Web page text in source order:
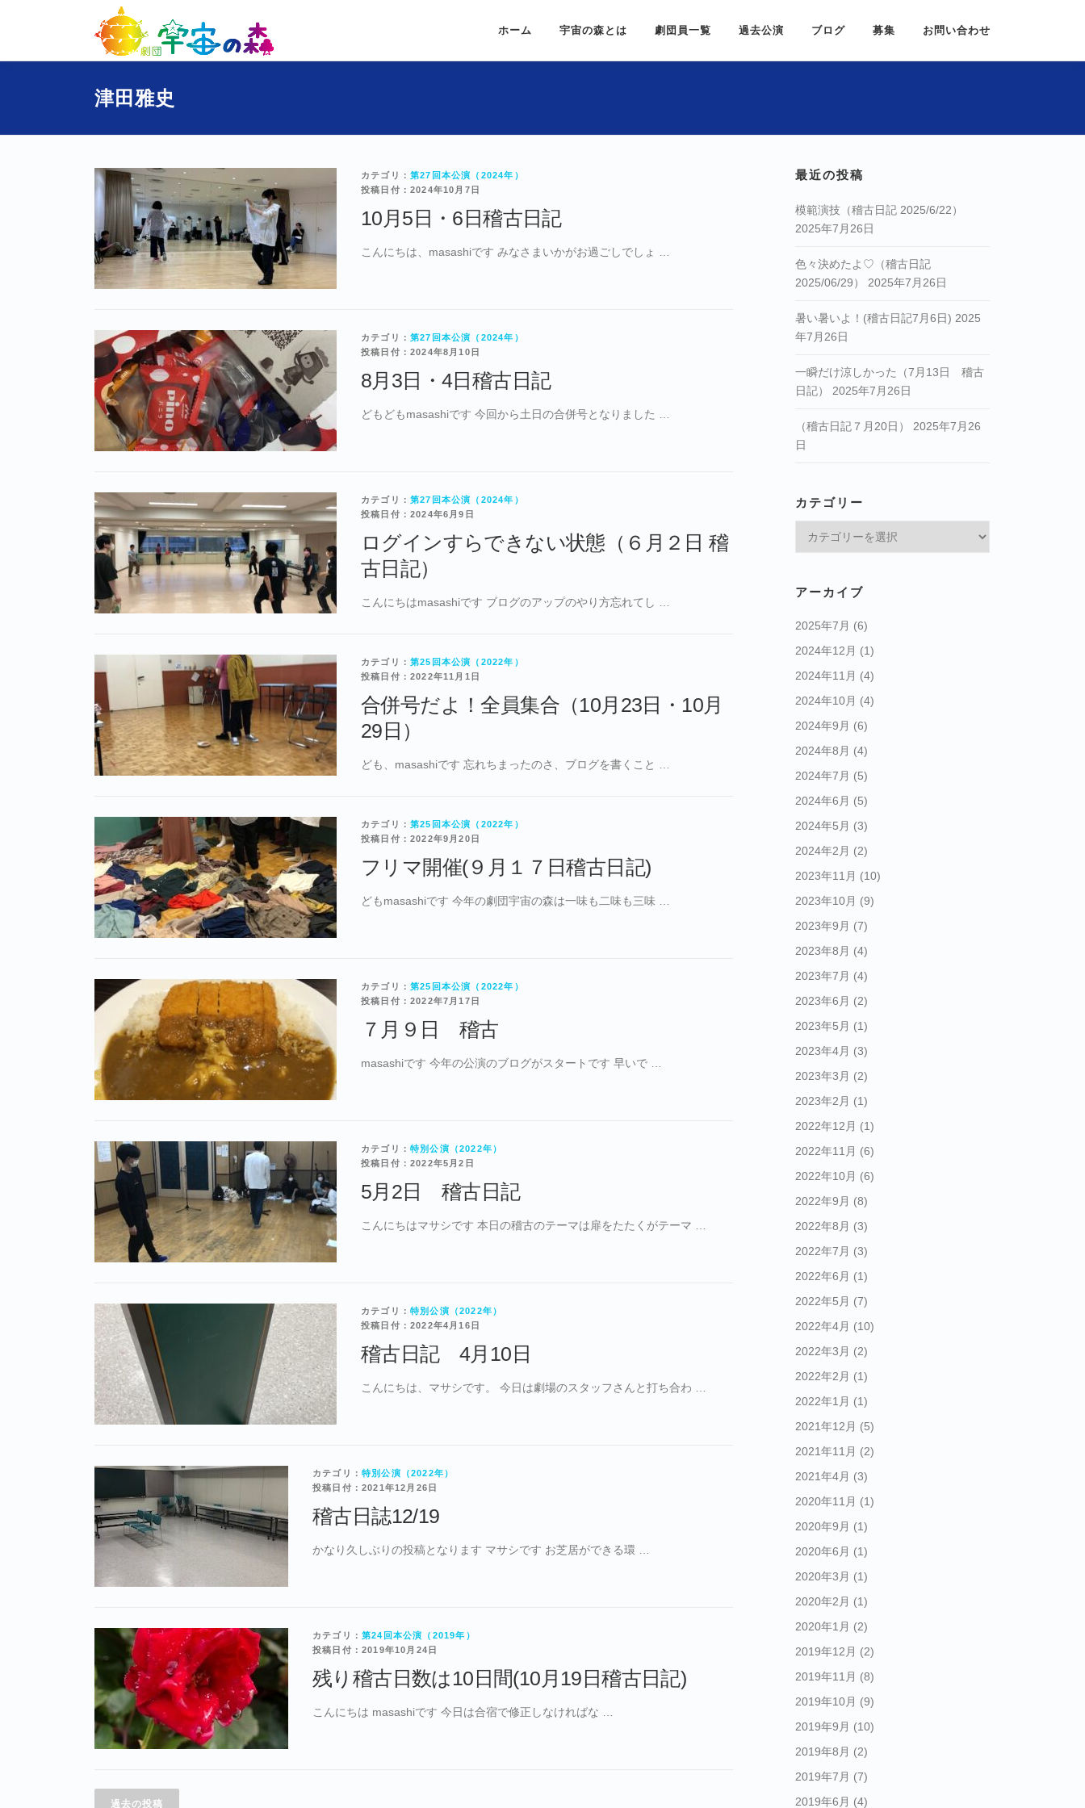
ン
キ
ホーム 宇宙の森とは 劇団員一覧 過去公演 ブログ 募集 お問い合わせ
津田雅史
カテゴリ： 第27回本公演（2024年）
投稿日付：2024年10月7日
10月5日・6日稽古日記
こんにちは、masashiです みなさまいかがお過ごしでしょ …
カテゴリ： 第27回本公演（2024年）
投稿日付：2024年8月10日
8月3日・4日稽古日記
どもどもmasashiです 今回から土日の合併号となりました …
カテゴリ： 第27回本公演（2024年）
投稿日付：2024年6月9日
ログインすらできない状態（６月２日 稽
古日記）
こんにちはmasashiです ブログのアップのやり方忘れてし …
カテゴリ： 第25回本公演（2022年）
投稿日付：2022年11月1日
合併号だよ！全員集合（10月23日・10月
29日）
ども、masashiです 忘れちまったのさ、ブログを書くこと …
カテゴリ： 第25回本公演（2022年）
投稿日付：2022年9月20日
フリマ開催(９月１７日稽古日記)
どもmasashiです 今年の劇団宇宙の森は一味も二味も三味 …
カテゴリ： 第25回本公演（2022年）
投稿日付：2022年7月17日
７月９日 稽古
masashiです 今年の公演のブログがスタートです 早いで …
カテゴリ： 特別公演（2022年）
投稿日付：2022年5月2日
5月2日 稽古日記
こんにちはマサシです 本日の稽古のテーマは扉をたたくがテーマ …
カテゴリ： 特別公演（2022年）
投稿日付：2022年4月16日
稽古日記 4月10日
こんにちは、マサシです。 今日は劇場のスタッフさんと打ち合わ …
カテゴリ： 特別公演（2022年）
投稿日付：2021年12月26日
稽古日誌12/19
かなり久しぶりの投稿となります マサシです お芝居ができる環 …
カテゴリ： 第24回本公演（2019年）
投稿日付：2019年10月24日
残り稽古日数は10日間(10月19日稽古日記)
こんにちは masashiです 今日は合宿で修正しなければな …
投
過去の投稿
最近の投稿
模範演技（稽古日記 2025/6/22）
2025年7月26日
色々決めたよ♡（稽古日記
2025/06/29）
2025年7月26日
暑い暑いよ！(稽古日記7月6日) 2025
年7月26日
一瞬だけ涼しかった（7月13日 稽古
日記）
2025年7月26日
（稽古日記７月20日）
2025年7月26
日
カテゴリー
アーカイブ
2025年7月 (6)
2024年12月 (1)
2024年11月 (4)
2024年10月 (4)
2024年9月 (6)
2024年8月 (4)
2024年7月 (5)
2024年6月 (5)
2024年5月 (3)
2024年2月 (2)
2023年11月 (10)
2023年10月 (9)
2023年9月 (7)
2023年8月 (4)
2023年7月 (4)
2023年6月 (2)
2023年5月 (1)
2023年4月 (3)
2023年3月 (2)
2023年2月 (1)
2022年12月 (1)
2022年11月 (6)
2022年10月 (6)
2022年9月 (8)
2022年8月 (3)
2022年7月 (3)
2022年6月 (1)
2022年5月 (7)
2022年4月 (10)
2022年3月 (2)
2022年2月 (1)
2022年1月 (1)
2021年12月 (5)
2021年11月 (2)
2021年4月 (3)
2020年11月 (1)
2020年9月 (1)
2020年6月 (1)
2020年3月 (1)
2020年2月 (1)
2020年1月 (2)
2019年12月 (2)
2019年11月 (8)
2019年10月 (9)
2019年9月 (10)
2019年8月 (2)
2019年7月 (7)
2019年6月 (4)